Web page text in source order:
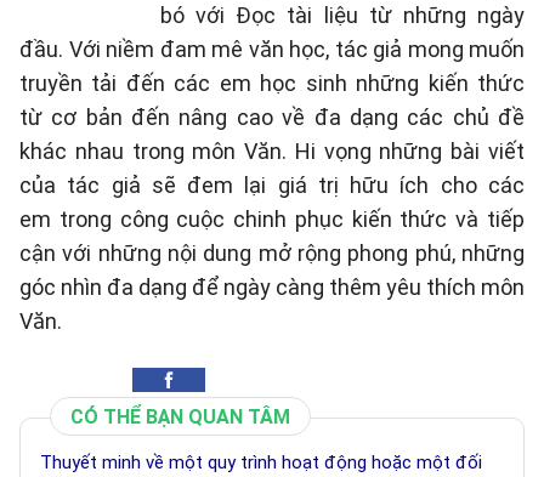
bó với Đọc tài liệu từ những ngày
đầu. Với niềm đam mê văn học, tác giả mong muốn
truyền tải đến các em học sinh những kiến thức
từ cơ bản đến nâng cao về đa dạng các chủ đề
khác nhau trong môn Văn. Hi vọng những bài viết
của tác giả sẽ đem lại giá trị hữu ích cho các
em trong công cuộc chinh phục kiến thức và tiếp
cận với những nội dung mở rộng phong phú, những
góc nhìn đa dạng để ngày càng thêm yêu thích môn
Văn.
CÓ THỂ BẠN QUAN TÂM
Thuyết minh về một quy trình hoạt động hoặc một đối